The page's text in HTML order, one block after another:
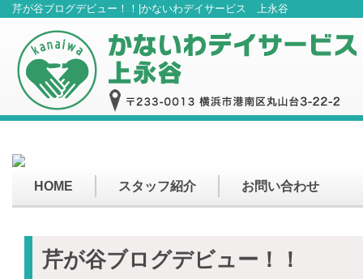
芹が谷ブログデビュー！！|かないわデイサービス 上永谷
HOME スタッフ紹介 お問い合わせ
芹が谷ブログデビュー！！